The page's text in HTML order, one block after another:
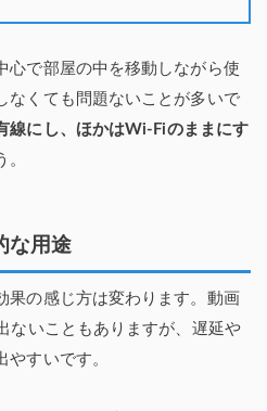
心で部屋の中を移動しながら使
なくても問題ないことが多いで
線にし、ほかはWi-Fiのままにす
。
な用途
果の感じ方は変わります。動画
ないこともありますが、遅延や
やすいです。